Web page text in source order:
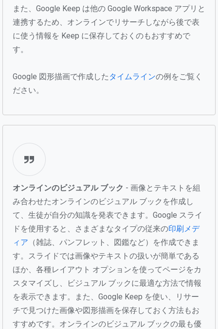
また、Google Keep は他の Google Workspace アプリと
連携するため、オンラインでリサーチしながら後で表
に使う情報を Keep に保存しておくのもおすすめで
す。
Google 図形描画で作成した タイムラインの例をご覧く
ださい。
オンラインのビジュアル ブック - 画像とテキストを組
み合わせたオンラインのビジュアル ブックを作成し
て、生徒が自分の知識を発表できます。Google スライ
ドを使用すると、さまざまなタイプの従来の印刷メデ
ィア （雑誌、パンフレット、図鑑など）を作成できま
す。スライドでは画像やテキストの扱いが簡単である
ほか、各種レイアウト オプションを使ってページをカ
スタマイズし、ビジュアル ブックに最適な方法で情報
を表示できます。また、Google Keep を使い、リサー
チで見つけた画像や図形描画を保存しておく方法もお
すすめです。オンラインのビジュアル ブックの最も優